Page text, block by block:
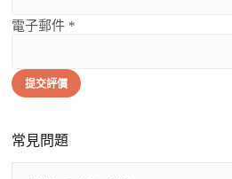
電子郵件 *
提交評價
常見問題